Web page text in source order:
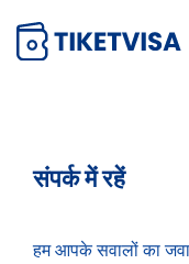
संपर्क में रहें
हम आपके सवालों का